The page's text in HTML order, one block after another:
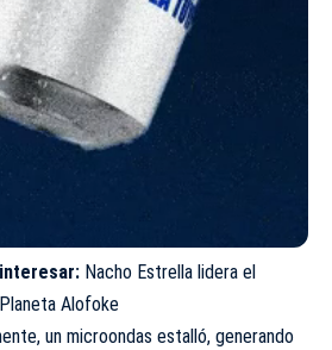
Nacho Estrella lidera el
Alofoke
un microondas estalló, generando